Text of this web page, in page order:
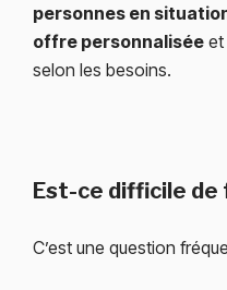
personnes en
offre personnaliséeet
selon les besoins.
Est-ce difficile de
C’est une question